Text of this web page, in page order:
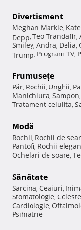
Divertisment
Meghan Markle,
Depp, Teo Trandafir,
Smiley, Andra, Delia,
Trump, Program TV,
Frumuseţe
Păr, Rochii, Unghii,
Manichiura, Sampon,
Tratament celulita,
Modă
Rochii, Rochii de
Pantofi, Rochii
Ochelari de soare,
Sănătate
Sarcina, Ceaiuri,
Stomatologie,
Cardiologie,
Psihiatrie